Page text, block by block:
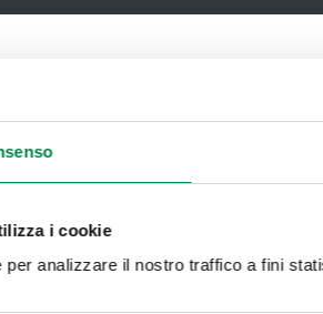
i cookie
per analizzare il nostro traffico a fini